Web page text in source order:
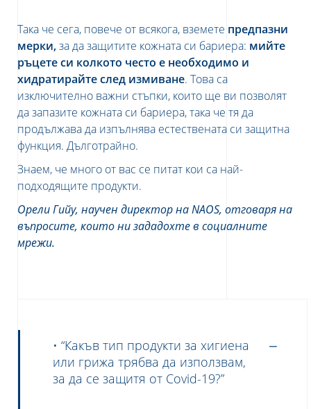
Така че сега, повече от всякога, вземете предпазни
мерки,за да защитите кожната си бариера: мийте
ръцете си колкото често е необходимо и
хидратирайте след измиване. Това са
изключително важни стъпки, които ще ви позволят
да запазите кожната си бариера, така че тя да
продължава да изпълнява естествената си защитна
функция. Дълготрайно.
Знаем, че много от вас се питат кои са най-
подходящите продукти.
Орели Гийу, научен директор наNAOS, отговаря на
въпросите, които ни зададохте в социалните
мрежи.
• “Какъв тип продукти за хигиена
или грижа трябва да използвам,
за да се защитя от Covid-19?”